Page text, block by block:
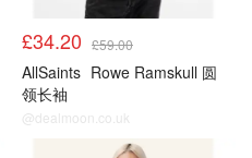
£34.20 £59.00
AllSaints Rowe Ramskull 圆
领长袖
@dealmoon.co.uk